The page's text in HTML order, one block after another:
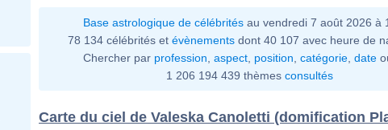
Base astrologique de célébritésau vendredi 7 août 2026 à
78 134 célébrités et évènements dont 40 107 avec heure de
Chercher par profession aspect position catégorie date
1 206 194 439 thèmes consultés
Carte du ciel de Valeska Canoletti (domification